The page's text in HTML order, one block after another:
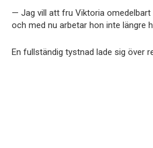
— Jag vill att fru Viktoria omedelbart
och med nu arbetar hon inte längre
En fullständig tystnad lade sig över